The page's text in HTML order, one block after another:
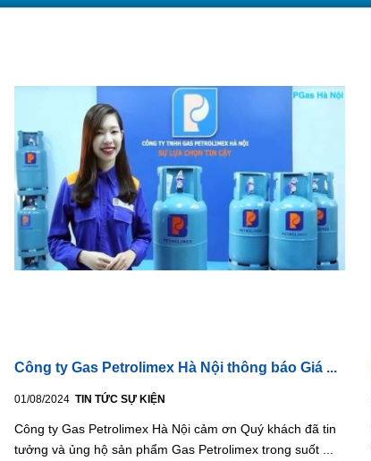
Công ty Gas Petrolimex Hà Nội thông báo Giá ...
01/08/2024 TIN TỨC SỰ KIỆN
Công ty Gas Petrolimex Hà Nội cảm ơn Quý khách đã tin
tưởng và ủng hộ sản phẩm Gas Petrolimex trong suốt ...